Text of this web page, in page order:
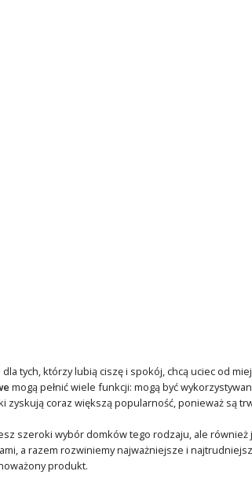
tych, którzy lubią ciszę i spokój, chcą uciec od
mogą pełnić wiele funkcji: mogą być
coraz większą popularność, ponieważ są
szeroki wybór domków tego rodzaju, ale
a razem rozwiniemy najważniejsze i
produkt.